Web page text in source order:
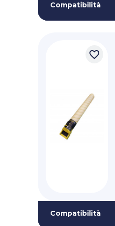
Compatibilità
favorite_border
Compatibilità